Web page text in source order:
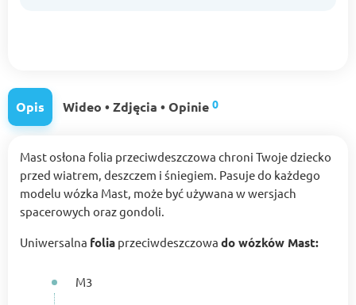
Opis Wideo • Zdjęcia • Opinie 0
Mast osłona folia przeciwdeszczowa chroni Twoje dziecko
przed wiatrem, deszczem i śniegiem. Pasuje do każdego
modelu wózka Mast, może być używana w wersjach
spacerowych oraz gondoli.
Uniwersalna folia przeciwdeszczowa do wózków Mast:
M3